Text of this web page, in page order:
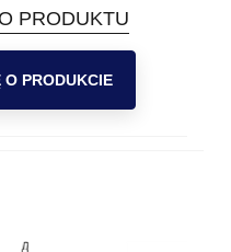
PRODUKTU
O PRODUKCIE